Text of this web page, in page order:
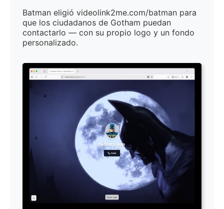
Batman eligió videolink2me.com/batman para
que los ciudadanos de Gotham puedan
contactarlo — con su propio logo y un fondo
personalizado.